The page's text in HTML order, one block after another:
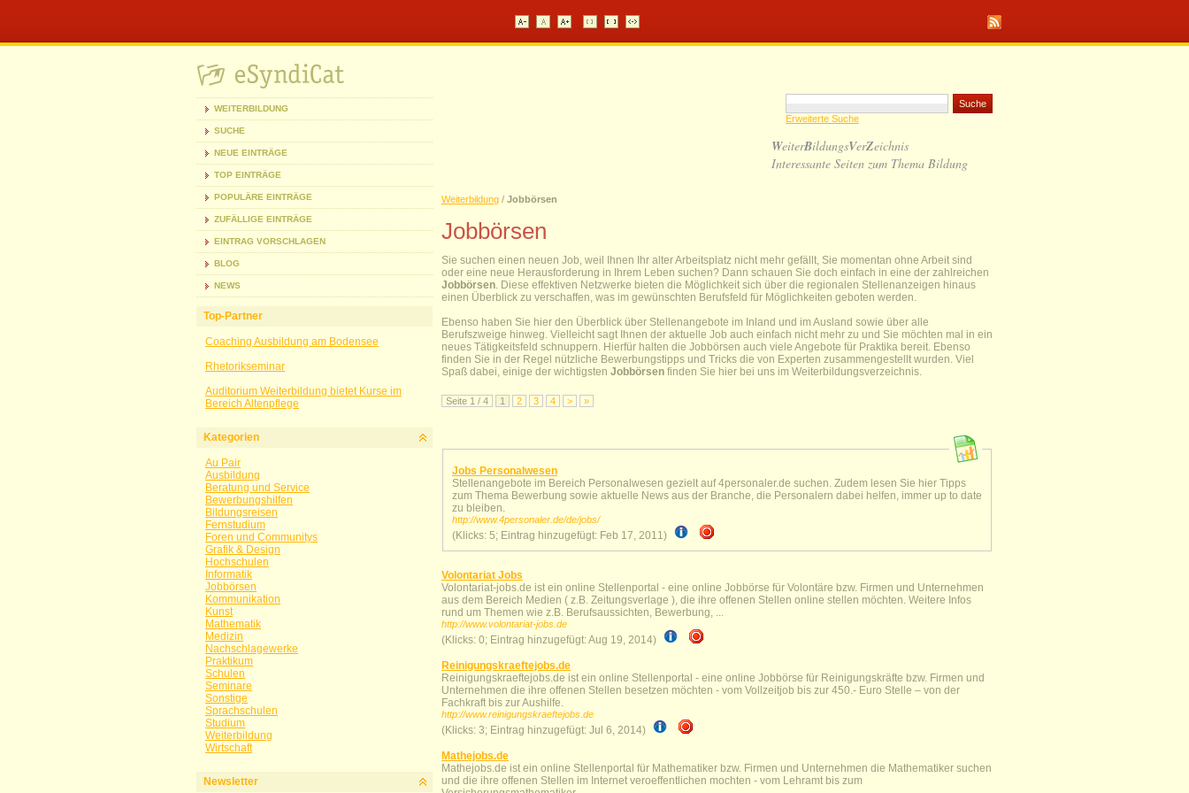
WEITERBILDUNG
SUCHE
NEUE EINTRÄGE
TOP EINTRÄGE
POPULÄRE EINTRÄGE
ZUFÄLLIGE EINTRÄGE
EINTRAG VORSCHLAGEN
BLOG
NEWS
Top-Partner
Coaching Ausbildung am Bodensee
Rhetorikseminar
Auditorium Weiterbildung bietet Kurse im
Bereich Altenpflege
Kategorien
Au Pair
Ausbildung
Beratung und Service
Bewerbungshilfen
Bildungsreisen
Fernstudium
Foren und Communitys
Grafik & Design
Hochschulen
Informatik
Jobbörsen
Kommunikation
Kunst
Mathematik
Medizin
Nachschlagewerke
Praktikum
Schulen
Seminare
Sonstige
Sprachschulen
Studium
Weiterbildung
Wirtschaft
Newsletter
Erweiterte Suche
WeiterBildungsVerZeichnis
Interessante Seiten zum Thema Bildung
Weiterbildung / Jobbörsen
Jobbörsen
Sie suchen einen neuen Job, weil Ihnen Ihr alter Arbeitsplatz nicht mehr gefällt, Sie momentan ohne Arbeit sind
oder eine neue Herausforderung in Ihrem Leben suchen? Dann schauen Sie doch einfach in eine der zahlreichen
Jobbörsen. Diese effektiven Netzwerke bieten die Möglichkeit sich über die regionalen Stellenanzeigen hinaus
einen Überblick zu verschaffen, was im gewünschten Berufsfeld für Möglichkeiten geboten werden.
Ebenso haben Sie hier den Überblick über Stellenangebote im Inland und im Ausland sowie über alle
Berufszweige hinweg. Vielleicht sagt Ihnen der aktuelle Job auch einfach nicht mehr zu und Sie möchten mal in ein
neues Tätigkeitsfeld schnuppern. Hierfür halten die Jobbörsen auch viele Angebote für Praktika bereit. Ebenso
finden Sie in der Regel nützliche Bewerbungstipps und Tricks die von Experten zusammengestellt wurden. Viel
Spaß dabei, einige der wichtigsten Jobbörsen finden Sie hier bei uns im Weiterbildungsverzeichnis.
Seite 1 / 4 1 2 3 4 > »
Jobs Personalwesen
Stellenangebote im Bereich Personalwesen gezielt auf 4personaler.de suchen. Zudem lesen Sie hier Tipps
zum Thema Bewerbung sowie aktuelle News aus der Branche, die Personalern dabei helfen, immer up to date
zu bleiben.
http://www.4personaler.de/de/jobs/
(Klicks: 5; Eintrag hinzugefügt: Feb 17, 2011)
Volontariat Jobs
Volontariat-jobs.de ist ein online Stellenportal - eine online Jobbörse für Volontäre bzw. Firmen und Unternehmen
aus dem Bereich Medien ( z.B. Zeitungsverlage ), die ihre offenen Stellen online stellen möchten. Weitere Infos
rund um Themen wie z.B. Berufsaussichten, Bewerbung, ...
http://www.volontariat-jobs.de
(Klicks: 0; Eintrag hinzugefügt: Aug 19, 2014)
Reinigungskraeftejobs.de
Reinigungskraeftejobs.de ist ein online Stellenportal - eine online Jobbörse für Reinigungskräfte bzw. Firmen und
Unternehmen die ihre offenen Stellen besetzen möchten - vom Vollzeitjob bis zur 450.- Euro Stelle – von der
Fachkraft bis zur Aushilfe.
http://www.reinigungskraeftejobs.de
(Klicks: 3; Eintrag hinzugefügt: Jul 6, 2014)
Mathejobs.de
Mathejobs.de ist ein online Stellenportal für Mathematiker bzw. Firmen und Unternehmen die Mathematiker suchen
und die ihre offenen Stellen im Internet veroeffentlichen mochten - vom Lehramt bis zum